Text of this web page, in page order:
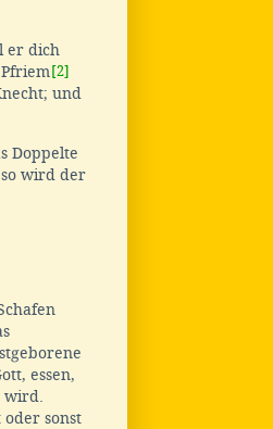
er dich
[2]
und
Doppelte
so wird der
essen,
sonst